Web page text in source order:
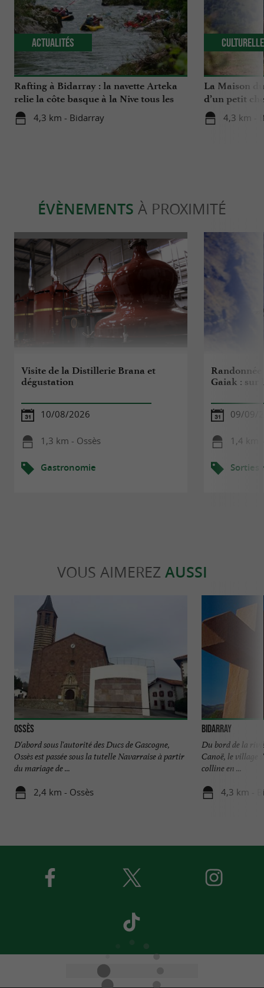
Rafting à Bidarray : la navette Arteka
relie la côte basque à la Nive tous les
mardis cet été
4,3 km - Bidarray
Actualités
La Maison
d’un petit
Basque
4,3 km -
Culturelle
ÉVÈNEMENTS À PROXIMITÉ
Visite de la Distillerie Brana et
dégustation
10/08/2026
1,3 km - Ossès
Gastronomie
Gaiak : sur
09/09/
1,4 km
Sorties
VOUS AIMEREZ AUSSI
Ossès
D'abord sous l'autorité des Ducs de Gascogne,
Ossès est passée sous la tutelle Navarraise à partir
du mariage de ...
2,4 km - Ossès
Bidarray
Du bord de la
Canoë, le village
colline en ...
4,3 km -